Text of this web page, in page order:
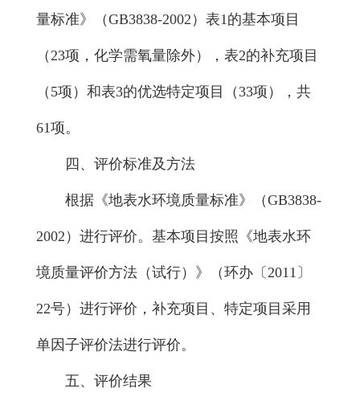
量标准》（GB3838-2002）表1的基本项目
（23项，化学需氧量除外），表2的补充项目
（5项）和表3的优选特定项目（33项），共
61项。
四、评价标准及方法
根据《地表水环境质量标准》（GB3838-
2002）进行评价。基本项目按照《地表水环
境质量评价方法（试行）》（环办〔2011〕
22号）进行评价，补充项目、特定项目采用
单因子评价法进行评价。
五、评价结果